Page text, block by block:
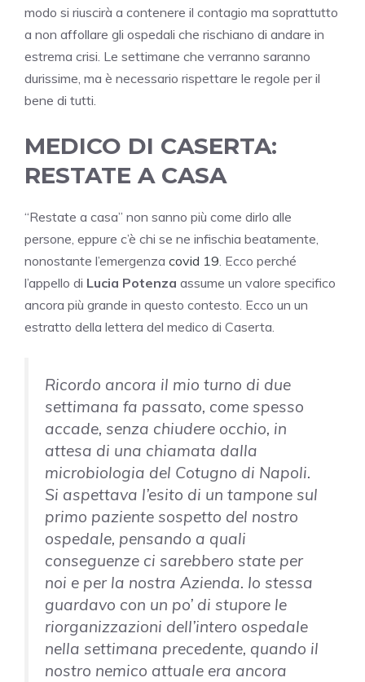
modo si riuscirà a contenere il contagio ma soprattutto
a non affollare gli ospedali che rischiano di andare in
estrema crisi. Le settimane che verranno saranno
durissime, ma è necessario rispettare le regole per il
bene di tutti.
MEDICO DI CASERTA:
RESTATE A CASA
“Restate a casa” non sanno più come dirlo alle
persone, eppure c’è chi se ne infischia beatamente,
nonostante l’emergenza covid 19. Ecco perché
l’appello di Lucia Potenza assume un valore specifico
ancora più grande in questo contesto. Ecco un un
estratto della lettera del medico di Caserta.
Ricordo ancora il mio turno di due
settimana fa passato, come spesso
accade, senza chiudere occhio, in
attesa di una chiamata dalla
microbiologia del Cotugno di Napoli.
Si aspettava l’esito di un tampone sul
primo paziente sospetto del nostro
ospedale, pensando a quali
conseguenze ci sarebbero state per
noi e per la nostra Azienda. Io stessa
guardavo con un po’ di stupore le
riorganizzazioni dell’intero ospedale
nella settimana precedente, quando il
nostro nemico attuale era ancora